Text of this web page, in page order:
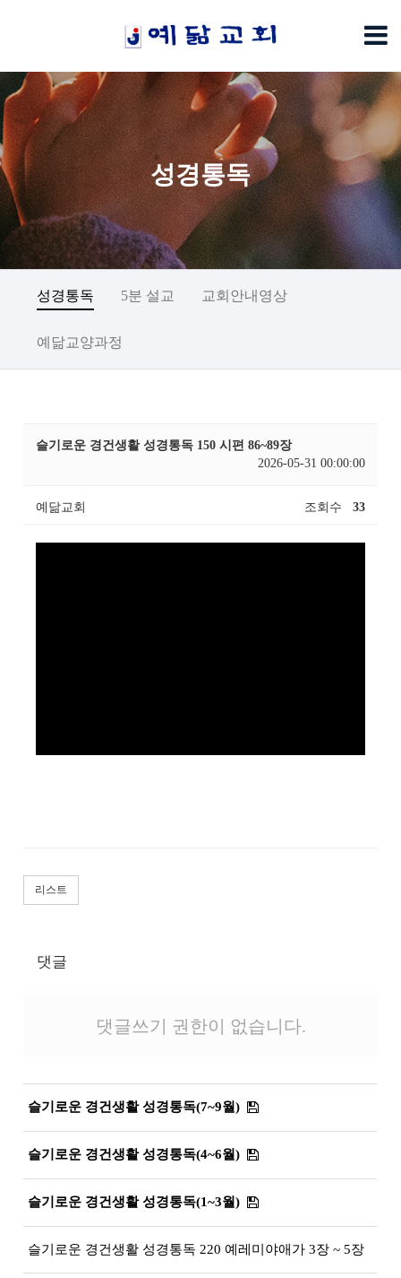
성경통독
성경통독 5분 설교 교회안내영상
예닮교양과정
슬기로운 경건생활 성경통독 150 시편 86~89장
2026-05-31 00:00:00
예닮교회 조회수 33
리스트
댓글
댓글쓰기 권한이 없습니다.
슬기로운 경건생활 성경통독(7~9월)
슬기로운 경건생활 성경통독(4~6월)
슬기로운 경건생활 성경통독(1~3월)
슬기로운 경건생활 성경통독 220 예레미야애가 3장 ~ 5장